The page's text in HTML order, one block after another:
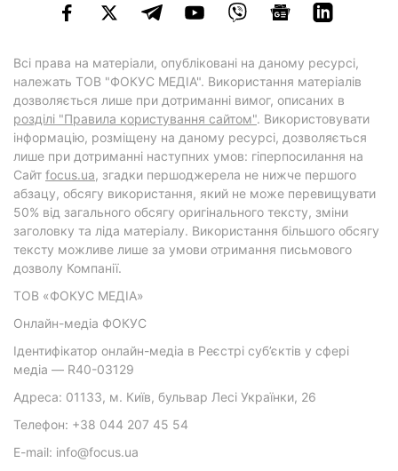
Всі права на матеріали, опубліковані на даному ресурсі,
належать ТОВ "ФОКУС МЕДІА". Використання матеріалів
дозволяється лише при дотриманні вимог, описаних в
розділі "Правила користування сайтом". Використовувати
інформацію, розміщену на даному ресурсі, дозволяється
лише при дотриманні наступних умов: гіперпосилання на
Cайт focus.ua, згадки першоджерела не нижче першого
абзацу, обсягу використання, який не може перевищувати
50% від загального обсягу оригінального тексту, зміни
заголовку та ліда матеріалу. Використання більшого обсягу
тексту можливе лише за умови отримання письмового
дозволу Компанії.
ТОВ «ФОКУС МЕДІА»
Онлайн-медіа ФОКУС
Ідентифікатор онлайн-медіа в Реєстрі суб’єктів у сфері
медіа — R40-03129
Адреса: 01133, м. Київ, бульвар Лесі Українки, 26
Телефон: +38 044 207 45 54
E-mail: info@focus.ua